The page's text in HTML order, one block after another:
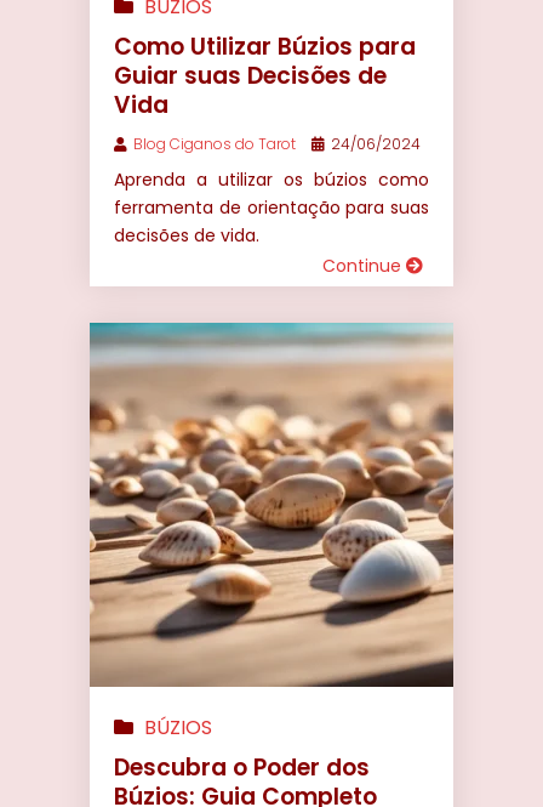
BÚZIOS
Como Utilizar Búzios para
Guiar suas Decisões de
Vida
Blog Ciganos do Tarot 24/06/2024
Aprenda a utilizar os búzios como
ferramenta de orientação para suas
decisões de vida.
Continue
BÚZIOS
Descubra o Poder dos
Búzios: Guia Completo